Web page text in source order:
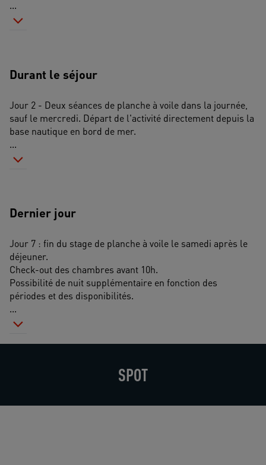
...
Durant le séjour
Jour 2 - Deux séances de planche à voile dans la journée,
sauf le mercredi. Départ de l'activité directement depuis la
base nautique en bord de mer.
...
Dernier jour
Jour 7 : fin du stage de planche à voile le samedi après le
déjeuner.
Check-out des chambres avant 10h.
Possibilité de nuit supplémentaire en fonction des
périodes et des disponibilités.
...
SPOT